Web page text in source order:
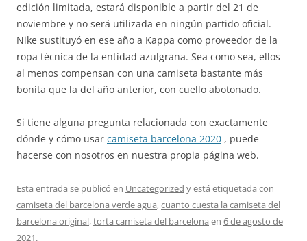
edición limitada, estará disponible a partir del 21 de
noviembre y no será utilizada en ningún partido oficial.
Nike sustituyó en ese año a Kappa como proveedor de la
ropa técnica de la entidad azulgrana. Sea como sea, ellos
al menos compensan con una camiseta bastante más
bonita que la del año anterior, con cuello abotonado.
Si tiene alguna pregunta relacionada con exactamente
dónde y cómo usar camiseta barcelona 2020 , puede
hacerse con nosotros en nuestra propia página web.
Esta entrada se publicó en Uncategorized y está etiquetada con
camiseta del barcelona verde agua,cuanto cuesta la camiseta del
barcelona original,torta camiseta del barcelona en 6 de agosto de
2021.